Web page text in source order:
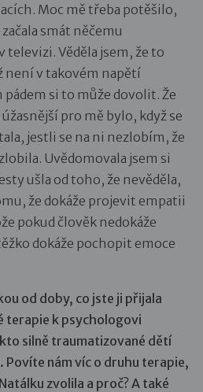
Moc mě třeba potěšilo,
smát něčemu
televizi. Věděla jsem, že to
není v takovém napětí
si to může dovolit. Že
pro mě bylo, když se
jestli se na ni nezlobím, že
Uvědomovala jsem si
ušla od toho, že nevěděla,
že dokáže projevit empatii
pokud člověk nedokáže
dokáže pochopit emoce
od doby, co jste ji přijala
terapie k psychologovi
silně traumatizované dětí
Povíte nám víc o druhu terapie,
zvolila a proč? A také